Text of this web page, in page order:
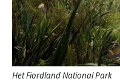
Het Fiordland National Park